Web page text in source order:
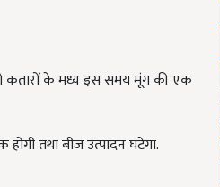
कतारों के मध्य इस समय मूंग की एक
तथा बीज उत्पादन घटेगा.